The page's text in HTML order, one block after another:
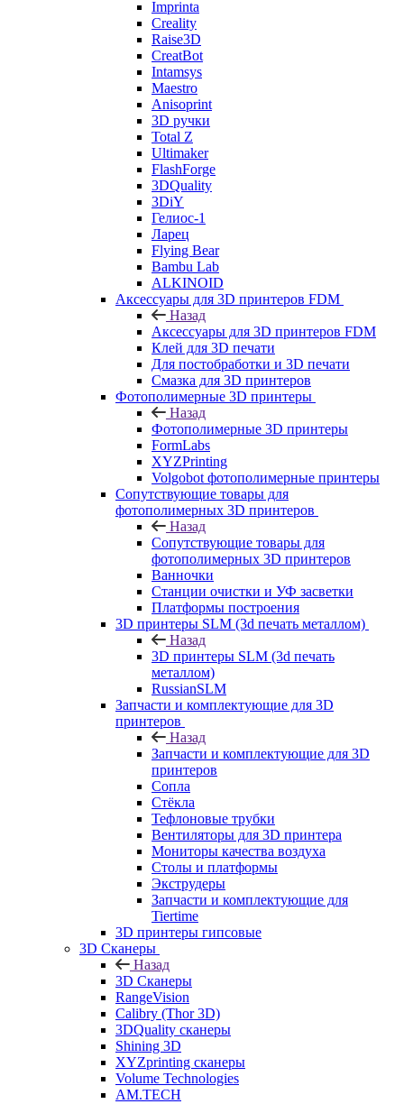
Imprinta
Creality
Raise3D
CreatBot
Intamsys
Maestro
Anisoprint
3D ручки
Total Z
Ultimaker
FlashForge
3DQuality
3DiY
Гелиос-1
Ларец
Flying Bear
Bambu Lab
ALKINOID
Аксессуары для 3D принтеров FDM
Назад
Аксессуары для 3D принтеров FDM
Клей для 3D печати
Для постобработки и 3D печати
Смазка для 3D принтеров
Фотополимерные 3D принтеры
Назад
Фотополимерные 3D принтеры
FormLabs
XYZPrinting
Volgobot фотополимерные принтеры
Сопутствующие товары для
фотополимерных 3D принтеров
Назад
Сопутствующие товары для
фотополимерных 3D принтеров
Ванночки
Станции очистки и УФ засветки
Платформы построения
3D принтеры SLM (3d печать металлом)
Назад
3D принтеры SLM (3d печать
металлом)
RussianSLM
Запчасти и комплектующие для 3D
принтеров
Назад
Запчасти и комплектующие для 3D
принтеров
Сопла
Cтёкла
Тефлоновые трубки
Вентиляторы для 3D принтера
Мониторы качества воздуха
Столы и платформы
Экструдеры
Запчасти и комплектующие для
Tiertime
3D принтеры гипсовые
3D Сканеры
Назад
3D Сканеры
RangeVision
Calibry (Thor 3D)
3DQuality сканеры
Shining 3D
XYZprinting сканеры
Volume Technologies
AM.TECH